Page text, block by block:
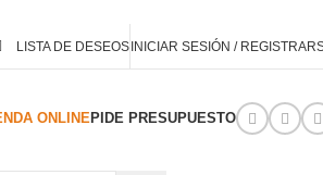
LISTA DE DESEOSINICIAR SESIÓN /
ONLINEPIDE PRESUPUESTO